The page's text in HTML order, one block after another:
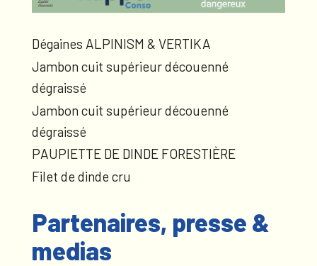
Dégaines ALPINISM & VERTIKA
Jambon cuit supérieur découenné
dégraissé
Jambon cuit supérieur découenné
dégraissé
PAUPIETTE DE DINDE FORESTIÈRE
Filet de dinde cru
Partenaires, presse &
medias